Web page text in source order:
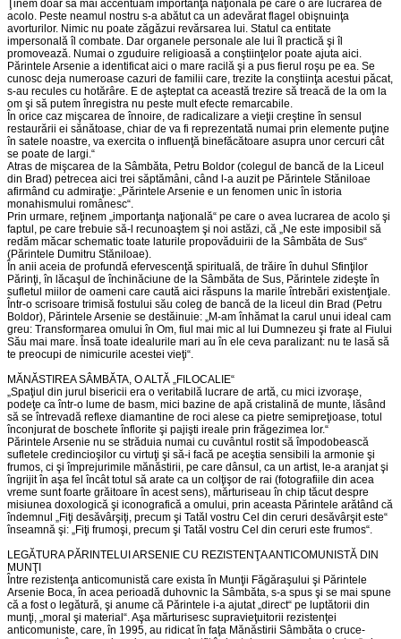
Ţinem doar să mai accentuăm importanţa naţională pe care o are lucrarea de
acolo. Peste neamul nostru s-a abătut ca un adevărat flagel obişnuinţa
avorturilor. Nimic nu poate zăgăzui revărsarea lui. Statul ca entitate
impersonală îl combate. Dar organele personale ale lui îl practică şi îl
promovează. Numai o zguduire religioasă a conştiinţelor poate ajuta aici.
Părintele Arsenie a identificat aici o mare racilă şi a pus fierul roşu pe ea. Se
cunosc deja numeroase cazuri de familii care, trezite la conştiinţa acestui păcat,
s-au recules cu hotărâre. E de aşteptat ca această trezire să treacă de la om la
om şi să putem înregistra nu peste mult efecte remarcabile.
În orice caz mişcarea de înnoire, de radicalizare a vieţii creştine în sensul
restaurării ei sănătoase, chiar de va fi reprezentată numai prin elemente puţine
în satele noastre, va exercita o influenţă binefăcătoare asupra unor cercuri cât
se poate de largi.“
Atras de mişcarea de la Sâmbăta, Petru Boldor (colegul de bancă de la Liceul
din Brad) petrecea aici trei săptămâni, când l-a auzit pe Părintele Stăniloae
afirmând cu admiraţie: „Părintele Arsenie e un fenomen unic în istoria
monahismului românesc“.
Prin urmare, reţinem „importanţa naţională“ pe care o avea lucrarea de acolo şi
faptul, pe care trebuie să-l recunoaştem şi noi astăzi, că „Ne este imposibil să
redăm măcar schematic toate laturile propovăduirii de la Sâmbăta de Sus“
(Părintele Dumitru Stăniloae).
În anii aceia de profundă efervescenţă spirituală, de trăire în duhul Sfinţilor
Părinţi, în lăcaşul de închinăciune de la Sâmbăta de Sus, Părintele zideşte în
sufletul miilor de oameni care caută aici răspuns la marile întrebări existenţiale.
Într-o scrisoare trimisă fostului său coleg de bancă de la liceul din Brad (Petru
Boldor), Părintele Arsenie se destăinuie: „M-am înhămat la carul unui ideal cam
greu: Transformarea omului în Om, fiul mai mic al lui Dumnezeu şi frate al Fiului
Său mai mare. Însă toate idealurile mari au în ele ceva paralizant: nu te lasă să
te preocupi de nimicurile acestei vieţi“.
MĂNĂSTIREA SÂMBĂTA, O ALTĂ „FILOCALIE“
„Spaţiul din jurul bisericii era o veritabilă lucrare de artă, cu mici izvoraşe,
podeţe ca într-o lume de basm, mici bazine de apă cristalină de munte, lăsând
să se întrevadă reflexe diamantine de roci alese ca pietre semipreţioase, totul
înconjurat de boschete înflorite şi pajişti ireale prin frăgezimea lor.“
Părintele Arsenie nu se străduia numai cu cuvântul rostit să împodobească
sufletele credincioşilor cu virtuţi şi să-i facă pe aceştia sensibili la armonie şi
frumos, ci şi împrejurimile mănăstirii, pe care dânsul, ca un artist, le-a aranjat şi
îngrijit în aşa fel încât totul să arate ca un colţişor de rai (fotografiile din acea
vreme sunt foarte grăitoare în acest sens), mărturiseau în chip tăcut despre
misiunea doxologică şi iconografică a omului, prin aceasta Părintele arătând că
îndemnul „Fiţi desăvârşiţi, precum şi Tatăl vostru Cel din ceruri desăvârşit este“
înseamnă şi: „Fiţi frumoşi, precum şi Tatăl vostru Cel din ceruri este frumos“.
LEGĂTURA PĂRINTELUI ARSENIE CU REZISTENŢA ANTICOMUNISTĂ DIN
MUNŢI
Între rezistenţa anticomunistă care exista în Munţii Făgăraşului şi Părintele
Arsenie Boca, în acea perioadă duhovnic la Sâmbăta, s-a spus şi se mai spune
că a fost o legătură, şi anume că Părintele i-a ajutat „direct“ pe luptătorii din
munţi, „moral şi material“. Aşa mărturisesc supravieţuitorii rezistenţei
anticomuniste, care, în 1995, au ridicat în faţa Mănăstirii Sâmbăta o cruce-